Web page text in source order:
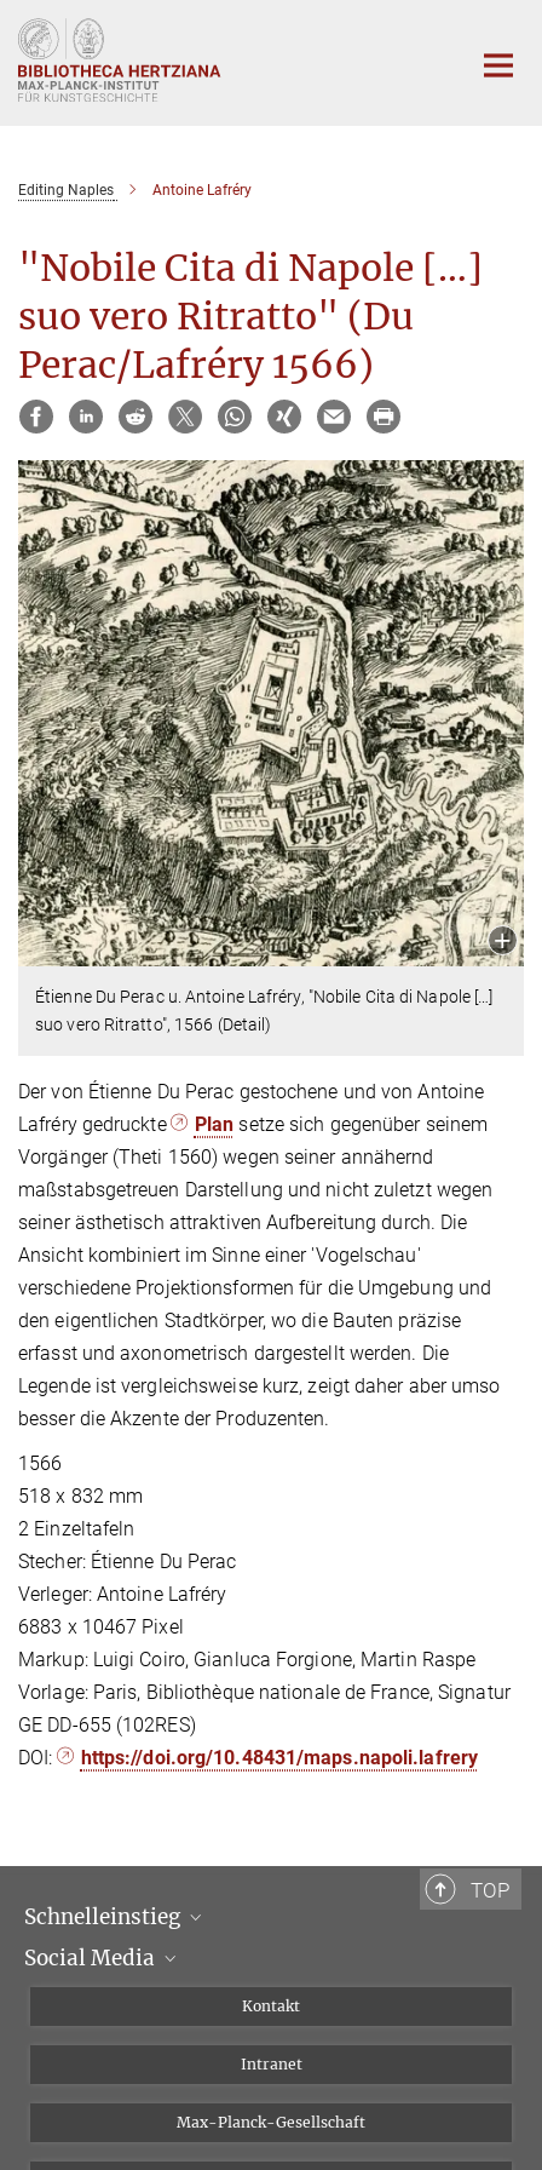
Hauptinhalt
Editing Naples Antoine Lafréry
"Nobile Cita di Napole […]
suo vero Ritratto" (Du
Perac/Lafréry 1566)
Étienne Du Perac u. Antoine Lafréry, "Nobile Cita di Napole […]
suo vero Ritratto", 1566 (Detail)
Der von Étienne Du Perac gestochene und von Antoine
Lafréry gedruckte
Plan setze sich gegenüber seinem
Vorgänger (Theti 1560) wegen seiner annähernd
maßstabsgetreuen Darstellung und nicht zuletzt wegen
seiner ästhetisch attraktiven Aufbereitung durch. Die
Ansicht kombiniert im Sinne einer 'Vogelschau'
verschiedene Projektionsformen für die Umgebung und
den eigentlichen Stadtkörper, wo die Bauten präzise
erfasst und axonometrisch dargestellt werden. Die
Legende ist vergleichsweise kurz, zeigt daher aber umso
besser die Akzente der Produzenten.
1566
518 x 832 mm
2 Einzeltafeln
Stecher: Étienne Du Perac
Verleger: Antoine Lafréry
6883 x 10467 Pixel
Markup: Luigi Coiro, Gianluca Forgione, Martin Raspe
Vorlage: Paris, Bibliothèque nationale de France, Signatur
GE DD-655 (102RES)
DOI:
https://doi.org/10.48431/maps.napoli.lafrery
TOP
Schnelleinstieg
Wissenschaftliche Abteilungen
Social Media
Bluesky
Vimeo
Kontakt
Intranet
Max-Planck-Gesellschaft